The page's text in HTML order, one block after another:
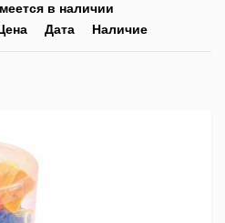
в наличии
Дата Наличие